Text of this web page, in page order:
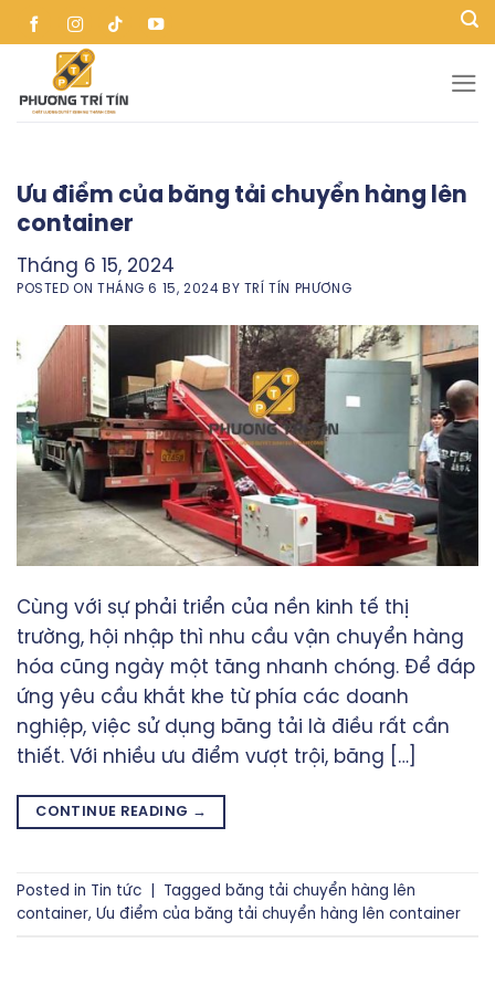
Skip
to
content
Ưu điểm của băng tải chuyển hàng lên
container
Tháng 6 15, 2024
POSTED ON THÁNG 6 15, 2024BY TRÍ TÍN PHƯƠNG
Cùng với sự phải triển của nền kinh tế thị
trường, hội nhập thì nhu cầu vận chuyển hàng
hóa cũng ngày một tăng nhanh chóng. Để đáp
ứng yêu cầu khắt khe từ phía các doanh
nghiệp, việc sử dụng băng tải là điều rất cần
thiết. Với nhiều ưu điểm vượt trội, băng […]
CONTINUE READING →
Posted in Tin tức Tagged băng tải chuyển hàng lên
container, Ưu điểm của băng tải chuyển hàng lên container